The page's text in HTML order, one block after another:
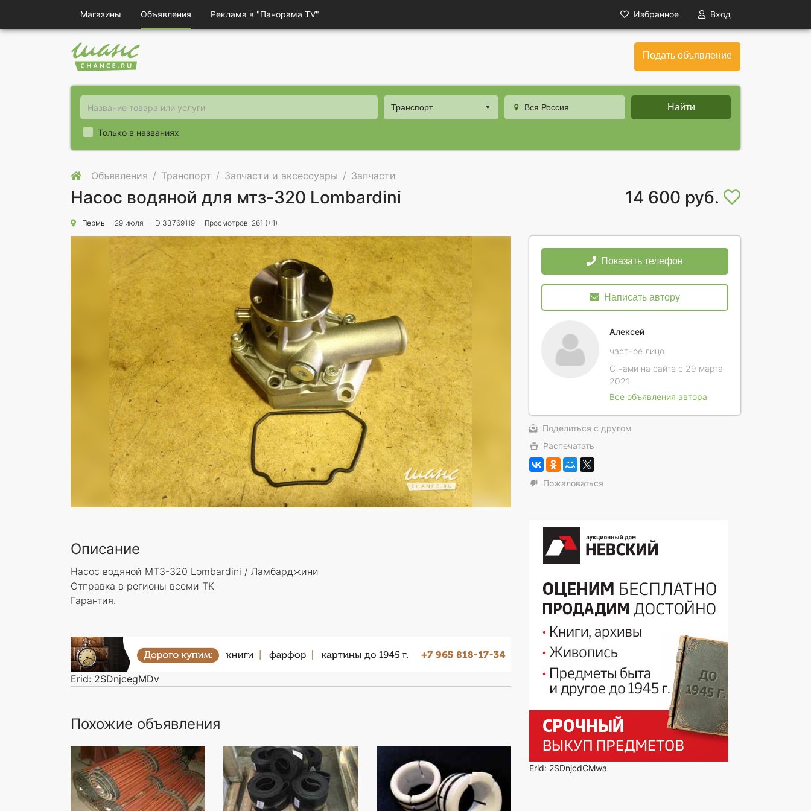
Магазины Объявления Реклама в "Панорама TV" Избранное Вход
Подать объявление
Транспорт Вся Россия Найти
Только в названиях
Объявления Транспорт Запчасти и аксессуары Запчасти
Насос водяной для мтз-320 Lombardini
Пермь 29 июля ID 33769119 Просмотров: 261 (+1)
14 600 руб.
Описание
Насос водяной МТЗ-320 Lombardini / Ламбарджини
Отправка в регионы всеми ТК
Гарантия.
Erid: 2SDnjcegMDv
Похожие объявления
Показать телефон
Написать автору
Алексей
частное лицо
С нами на сайте с 29 марта
2021
Все объявления автора
Поделиться с другом
Распечатать
Пожаловаться
Erid: 2SDnjcdCMwa